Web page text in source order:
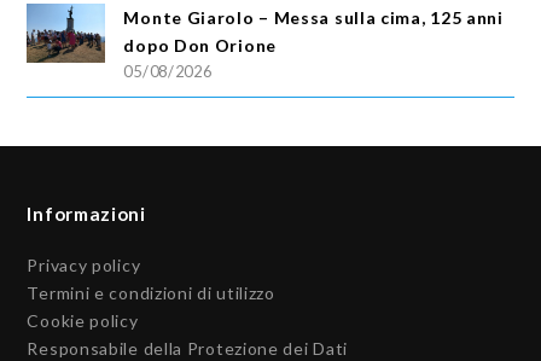
Monte Giarolo – Messa sulla cima, 125 anni
dopo Don Orione
05/08/2026
Informazioni
Privacy policy
Termini e condizioni di utilizzo
Cookie policy
Responsabile della Protezione dei Dati